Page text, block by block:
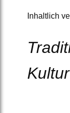
Inhaltlich